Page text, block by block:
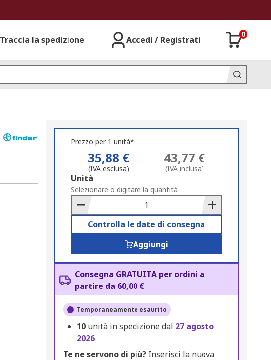
Traccia la spedizione Accedi / Registrati
0
Prezzo per 1 unità*
35,88 €
(IVA esclusa)
43,77 €
(IVA inclusa)
Add
to
Basket
Unità
Selezionare o digitare la quantità
Controlla le date di consegna
Aggiungi
Consegna GRATUITA per ordini a
partire da 60,00 €
Temporaneamente esaurito
10 unità in spedizione dal 27 agosto
2026
Te ne servono di più?Inserisci la nuova